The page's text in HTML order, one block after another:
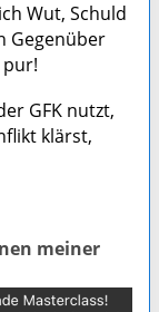
Wut, Schuld
Gegenüber
GFK nutzt,
klärst,
meiner